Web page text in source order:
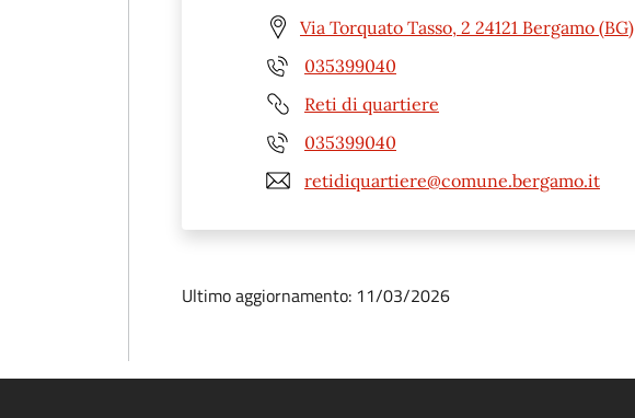
Via Torquato Tasso, 2 24121 Bergamo (BG)
035399040
Reti di quartiere
035399040
retidiquartiere@comune.bergamo.it
Ultimo aggiornamento: 11/03/2026